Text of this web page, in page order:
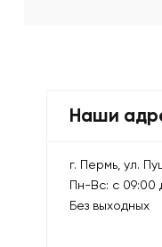
Наши
г. Пермь, ул.
Пн-Вс: с 09:00
Без выходных